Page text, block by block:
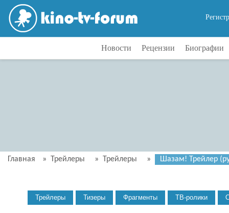
Новости Рецензии Биографии
Главная » Трейлеры » Трейлеры » Шазам! Трейлер